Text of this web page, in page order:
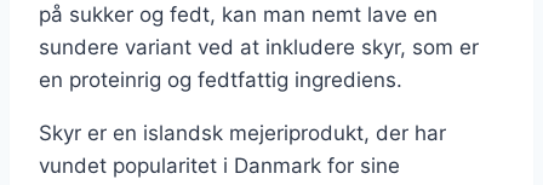
på sukker og fedt, kan man nemt lave en
sundere variant ved at inkludere skyr, som er
en proteinrig og fedtfattig ingrediens.
Skyr er en islandsk mejeriprodukt, der har
vundet popularitet i Danmark for sine